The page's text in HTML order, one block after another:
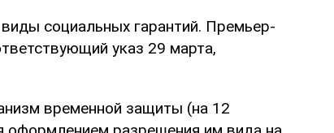
социальных гарантий. Премьер-
указ 29 марта,
временной защиты (на 12